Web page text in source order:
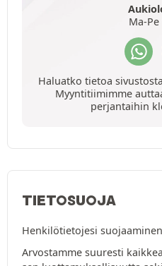
Ma-
Haluatko tietoa
Myyntitiimimme
perjantaihin
TIETOSUOJA
Henkilötietojesi
Arvostamme suuresti